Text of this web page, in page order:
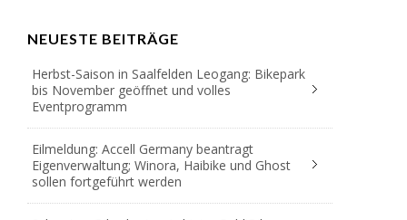
NEUESTE BEITRÄGE
Herbst-Saison in Saalfelden Leogang: Bikepark
bis November geöffnet und volles
Eventprogramm
Eilmeldung: Accell Germany beantragt
Eigenverwaltung; Winora, Haibike und Ghost
sollen fortgeführt werden